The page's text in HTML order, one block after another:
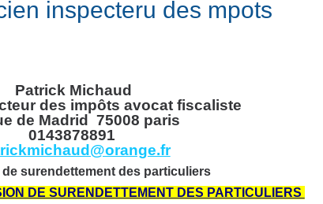
inspecteru des mpots
Patrick Michaud
des impôts avocat fiscaliste
de Madrid 75008 paris
0143878891
de surendettement des particuliers
DE SURENDETTEMENT DES PARTICULIERS